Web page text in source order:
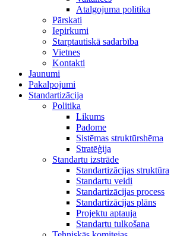
Atalgojuma politika
Pārskati
Iepirkumi
Starptautiskā sadarbība
Vietnes
Kontakti
Jaunumi
Pakalpojumi
Standartizācija
Politika
Likums
Padome
Sistēmas struktūrshēma
Stratēģija
Standartu izstrāde
Standartizācijas struktūra
Standartu veidi
Standartizācijas process
Standartizācijas plāns
Projektu aptauja
Standartu tulkošana